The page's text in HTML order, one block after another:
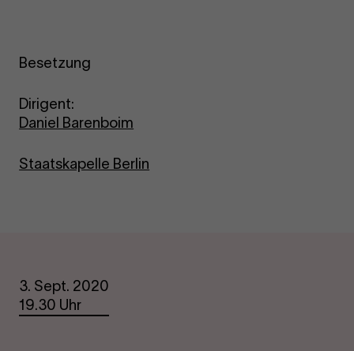
Besetzung
Dirigent:
Daniel Barenboim
Staatskapelle Berlin
Termine
3. Sept. 2020
19.30 Uhr